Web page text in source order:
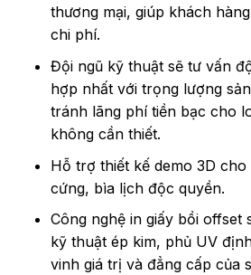
thương mại, giúp khách
chi phí.
Đội ngũ kỹ thuật sẽ tư vấn
hợp nhất với trọng lượng
tránh lãng phí tiền bạc cho
không cần thiết.
Hỗ trợ thiết kế demo 3D
cứng, bìa lịch độc quyền.
Công nghệ in giấy bồi offset
kỹ thuật ép kim, phủ UV
vinh giá trị và đẳng cấp của